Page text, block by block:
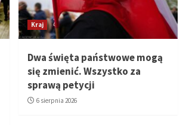
Kraj
Dwa święta państwowe mogą
się zmienić. Wszystko za
sprawą petycji
6 sierpnia 2026